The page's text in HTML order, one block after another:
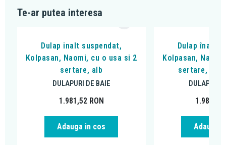
Te-ar putea interesa
Dulap inalt suspendat,
Kolpasan, Naomi, cu o usa si 2
sertare, alb
DULAPURI DE BAIE
1.981,52 RON
Adauga in cos
Dulap înalt
Kolpasan,
sertare,
DULAPURI
1.981,52
Adauga